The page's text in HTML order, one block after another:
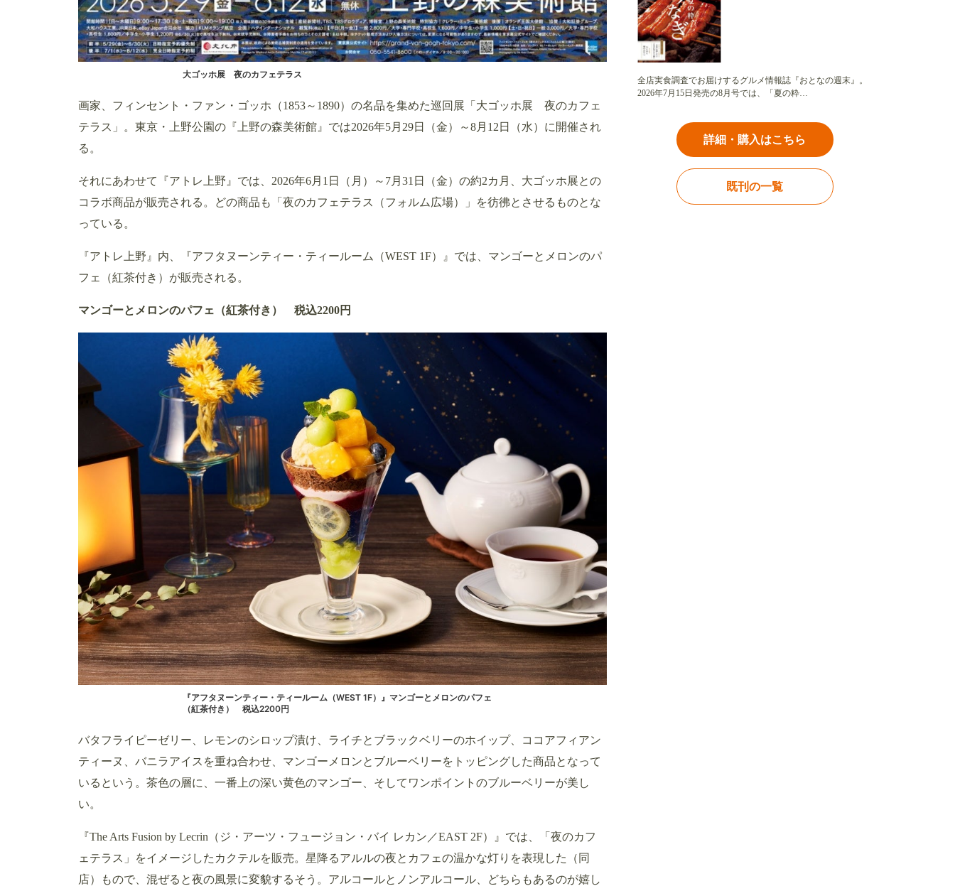
大ゴッホ展 夜のカフェテラス
画家、フィンセント・ファン・ゴッホ（1853～1890）の名品を集めた巡回展「大ゴッホ展 夜のカフェ
テラス」。東京・上野公園の『上野の森美術館』では2026年5月29日（金）～8月12日（水）に開催され
る。
それにあわせて『アトレ上野』では、2026年6月1日（月）～7月31日（金）の約2カ月、大ゴッホ展との
コラボ商品が販売される。どの商品も「夜のカフェテラス（フォルム広場）」を彷彿とさせるものとな
っている。
『アトレ上野』内、『アフタヌーンティー・ティールーム（WEST 1F）』では、マンゴーとメロンのパ
フェ（紅茶付き）が販売される。
マンゴーとメロンのパフェ（紅茶付き） 税込2200円
『アフタヌーンティー・ティールーム（WEST 1F）』マンゴーとメロンのパフェ
（紅茶付き） 税込2200円
バタフライピーゼリー、レモンのシロップ漬け、ライチとブラックベリーのホイップ、ココアフィアン
ティーヌ、バニラアイスを重ね合わせ、マンゴーメロンとブルーベリーをトッピングした商品となって
いるという。茶色の層に、一番上の深い黄色のマンゴー、そしてワンポイントのブルーベリーが美し
い。
『The Arts Fusion by Lecrin（ジ・アーツ・フュージョン・バイ レカン／EAST 2F）』では、「夜のカフ
ェテラス」をイメージしたカクテルを販売。星降るアルルの夜とカフェの温かな灯りを表現した（同
店）もので、混ぜると夜の風景に変貌するそう。アルコールとノンアルコール、どちらもあるのが嬉し
全店実食調査でお届けするグルメ情報誌『おとなの週末』。
2026年7月15日発売の8月号では、「夏の粋…
詳細・購入はこちら
既刊の一覧